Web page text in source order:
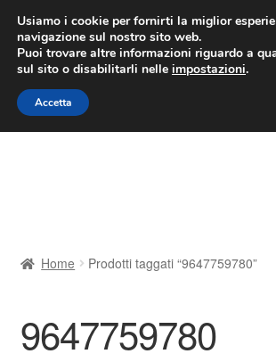
CONSEGNA da 7
Lun-Ven 9:00 - 16:00/800
Vai
alla
navigazione
Vai
al
contenuto
Contatto
Home Prodotti taggati “9647759780”
9647759780
Usiamo i cookie per fornirti la miglior
navigazione sul nostro sito web.
Puoi trovare altre informazioni riguardo a
sul sito o disabilitarli nelle impostazioni.
Accetta